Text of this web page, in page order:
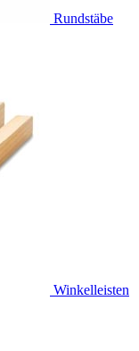
Rundstäbe
Winkelleisten